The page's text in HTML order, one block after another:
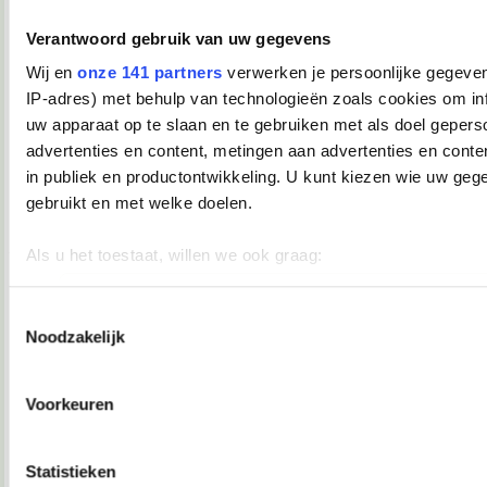
Verantwoord gebruik van uw gegevens
Wij en onze 141 partners verwerken je persoonlijke
IP-adres) met behulp van technologieën zoals cookies om
uw apparaat op te slaan en te gebruiken met als doel
advertenties en content, metingen aan advertenties en
in publiek en productontwikkeling. U kunt kiezen wie uw
gebruikt en met welke doelen.
Als u het toestaat, willen we ook graag:
Uw apparaat identificeren door het actief te scannen op
Lees meer over hoe uw persoonlijke gegevens worden
Noodzakelijk
Voorkeuren
Statistieken
Lisaaah schreef:
Daar had ie het wel moeilijk mee.
Arme jongen.
18-02-2008, 22:09
TopDrop
♥ - I miss all the places we never went. -
Verwijderd